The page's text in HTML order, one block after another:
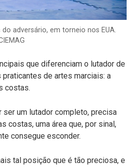
adversário, em torneio nos EUA.
que diferenciam o lutador de
de artes marciais: a
costas.
ser um lutador completo, precisa
costas, uma área que, por sinal,
consegue esconder.
tal posição que é tão preciosa, e